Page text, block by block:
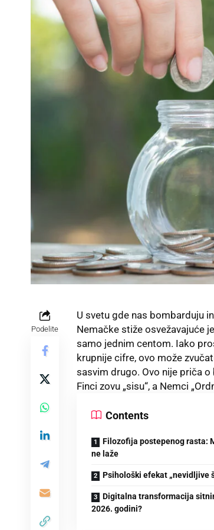
Podelite
U svetu gde nas bombarduju
Nemačke stiže osvežavajuće
samo jednim centom. Iako
krupnije cifre, ovo može
sasvim drugo. Ovo nije priča
Finci zovu „sisu“, a Nemci
Contents
Filozofija postepenog rasta:
ne laže
Psihološki efekat „nevidljive
Digitalna transformacija
2026. godini?